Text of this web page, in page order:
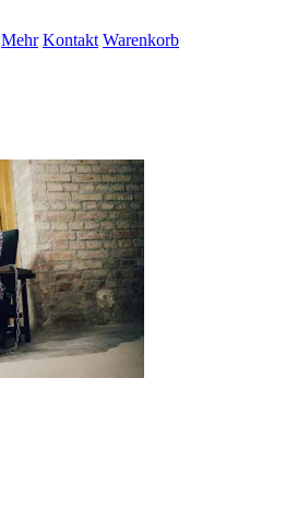
Mehr Kontakt Warenkorb